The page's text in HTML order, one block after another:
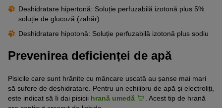
Deshidratare hipertonă: Soluție perfuzabilă izotonă plus 5%
soluție de glucoză (zahăr)
Deshidratare hipotonă: Soluție perfuzabilă izotonă plus sodiu
Prevenirea deficienței de apă
Pisicile care sunt hrănite cu mâncare uscată au șanse mai mari
să sufere de deshidratare. Pentru un echilibru de apă și electroliți,
este indicat să îi dai pisicii hrană umedă
. Acest tip de hrană